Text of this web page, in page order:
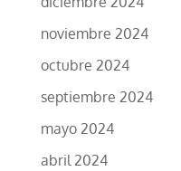
noviembre 2024
octubre 2024
septiembre 2024
mayo 2024
abril 2024